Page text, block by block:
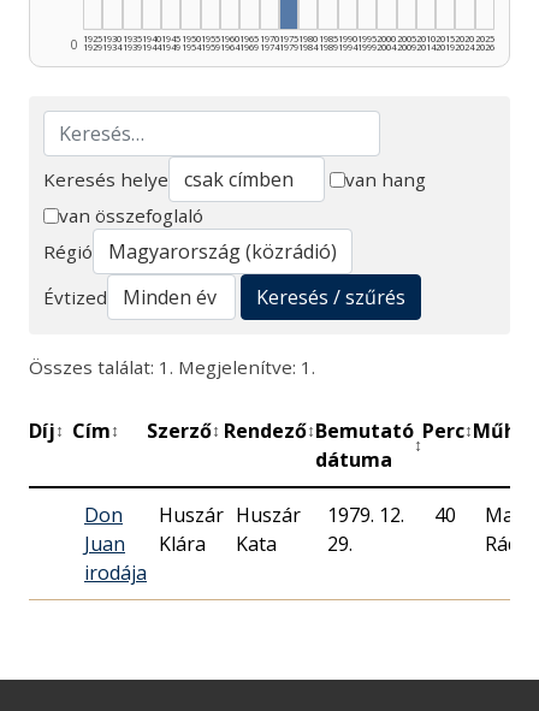
0 1925
1929
1930
1934
1935
1939
1940
1944
1945
1949
1950
1954
1955
1959
1960
1964
1965
1969
1970
1974
1975
1979
1980
1984
1985
1989
1990
1994
1995
1999
2000
2004
2005
2009
2010
2014
2015
2019
2020
2024
2025
2026
Keresés
Keresés helye
van hang
van összefoglaló
Régió
Évtized
Keresés / szűrés
Összes találat: 1. Megjelenítve: 1.
Díj↕ Cím↕ Szerző↕ Rendező↕Bemutató
dátuma
↕
Perc↕
Don
Juan
irodája
Huszár
Klára
Huszár
Kata
1979. 12.
29.
40
Rádió